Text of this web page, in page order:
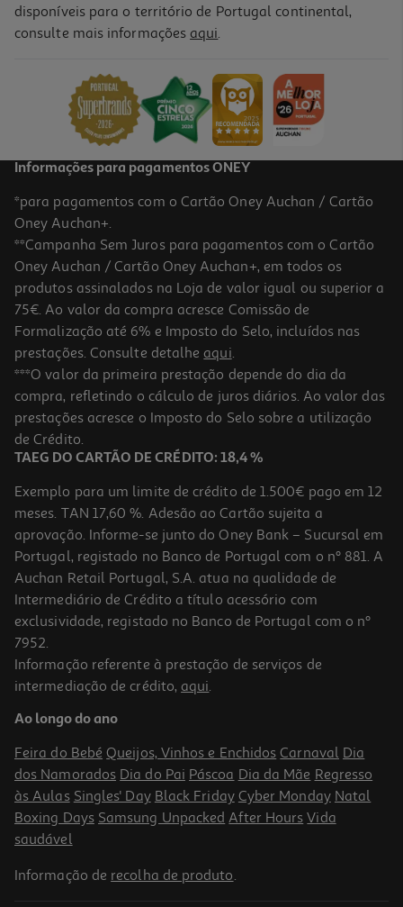
4.8
Serum Filorga Global Intensive Repair 30ml
114,90 €
4.7 (240)
Creme Filorga Lift-Structure 50ml
1798 €/Lt
89,90 €
4.3
Creme Filorga Sleep & Lift Noite 50ml
1798 €/Lt
89,90 €
disponíveis para o território de Portugal continental,
consulte mais informações aqui.
Informações para pagamentos ONEY
*para pagamentos com o Cartão Oney Auchan / Cartão
Oney Auchan+.
**Campanha Sem Juros para pagamentos com o Cartão
Oney Auchan / Cartão Oney Auchan+, em todos os
produtos assinalados na Loja de valor igual ou superior a
75€. Ao valor da compra acresce Comissão de
Formalização até 6% e Imposto do Selo, incluídos nas
prestações. Consulte detalhe aqui.
***O valor da primeira prestação depende do dia da
compra, refletindo o cálculo de juros diários. Ao valor das
prestações acresce o Imposto do Selo sobre a utilização
de Crédito.
TAEG DO CARTÃO DE CRÉDITO: 18,4 %
Exemplo para um limite de crédito de 1.500€ pago em 12
meses. TAN 17,60 %. Adesão ao Cartão sujeita a
aprovação. Informe-se junto do Oney Bank – Sucursal em
Portugal, registado no Banco de Portugal com o nº 881. A
Auchan Retail Portugal, S.A. atua na qualidade de
Intermediário de Crédito a título acessório com
exclusividade, registado no Banco de Portugal com o nº
7952.
Informação referente à prestação de serviços de
intermediação de crédito, aqui.
Ao longo do ano
Feira do Bebé Queijos, Vinhos e Enchidos Carnaval Dia
dos Namorados Dia do Pai Páscoa Dia da Mãe Regresso
às Aulas Singles' Day Black Friday Cyber Monday Natal
Boxing Days Samsung Unpacked After Hours Vida
saudável
Informação de recolha de produto.